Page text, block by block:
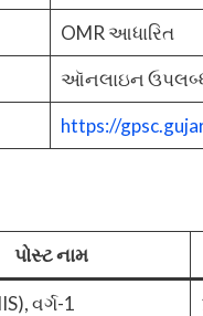
OMR આધારિત
ઑનલાઇન
https://
પોસ્ટ નામ
વર્ગ-1